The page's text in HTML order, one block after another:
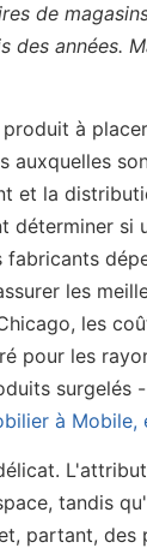
de
des années.
à
auxquelles
et la
déterminer si
les
les
pour les
surgelés
à Mobile,
tandis
partant, des